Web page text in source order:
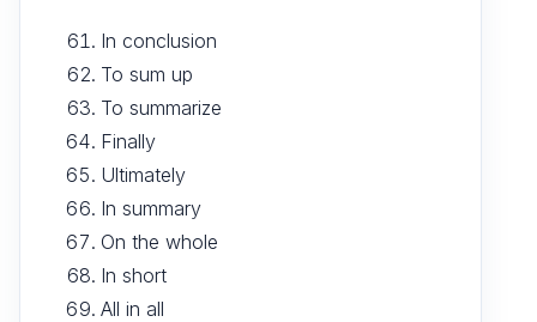
In conclusion
To sum up
To summarize
Finally
Ultimately
In summary
On the whole
In short
All in all